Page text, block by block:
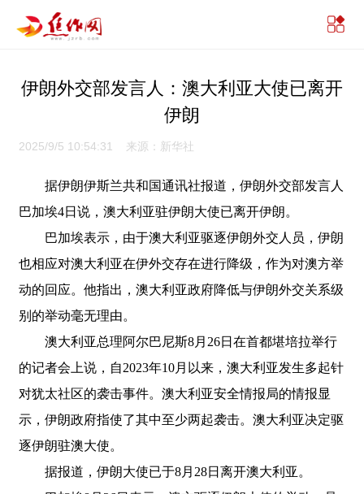
伊朗外交部发言人：澳大利亚大使已离开
伊朗
2025/9/5 10:54:31 来源：新华社
据伊朗伊斯兰共和国通讯社报道，伊朗外交部发言人
巴加埃4日说，澳大利亚驻伊朗大使已离开伊朗。
巴加埃表示，由于澳大利亚驱逐伊朗外交人员，伊朗
也相应对澳大利亚在伊外交存在进行降级，作为对澳方举
动的回应。他指出，澳大利亚政府降低与伊朗外交关系级
别的举动毫无理由。
澳大利亚总理阿尔巴尼斯8月26日在首都堪培拉举行
的记者会上说，自2023年10月以来，澳大利亚发生多起针
对犹太社区的袭击事件。澳大利亚安全情报局的情报显
示，伊朗政府指使了其中至少两起袭击。澳大利亚决定驱
逐伊朗驻澳大使。
据报道，伊朗大使已于8月28日离开澳大利亚。